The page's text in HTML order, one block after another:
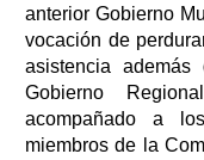
anterior Gobierno
vocación de
asistencia
Gobierno
acompañado a
miembros de la